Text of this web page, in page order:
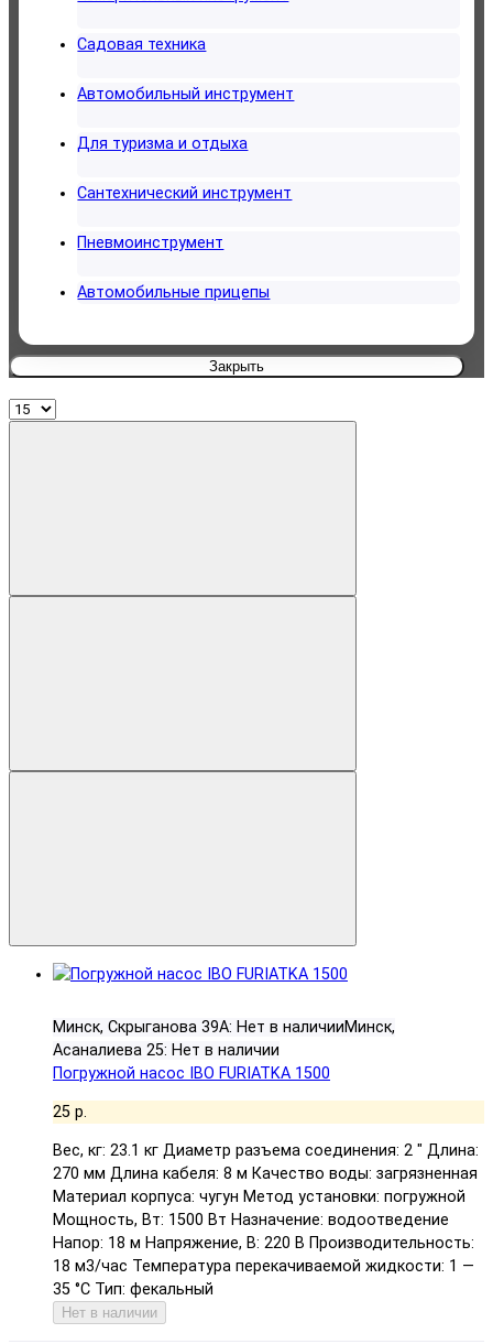
Садовая техника
Автомобильный инструмент
Для туризма и отдыха
Сантехнический инструмент
Пневмоинструмент
Автомобильные прицепы
Закрыть
Минск, Скрыганова 39А: Нет в наличииМинск,
Асаналиева 25: Нет в наличии
Погружной насос IBO FURIATKA 1500
25 р.
Вес, кг: 23.1 кг Диаметр разъема соединения: 2 " Длина:
270 мм Длина кабеля: 8 м Качество воды: загрязненная
Материал корпуса: чугун Метод установки: погружной
Мощность, Вт: 1500 Вт Назначение: водоотведение
Напор: 18 м Напряжение, В: 220 В Производительность:
18 м3/час Температура перекачиваемой жидкости: 1 —
35 °C Тип: фекальный
Нет в наличии